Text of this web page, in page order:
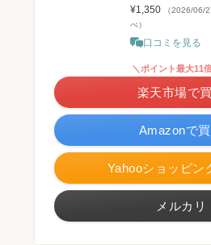
¥1,350
（2026/06/
べ）
口コミを見る
Amazonで買
＼ポイント最大11
楽天市場で
Yahooショッピン
メルカリ